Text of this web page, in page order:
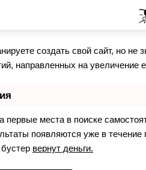
первые места?
создать свой сайт, но не
направленных на увеличение
первые места в поиске
появляются уже в
вернут деньги.